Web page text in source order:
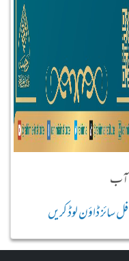
آب
فل سائز ڈاؤن لوڈ کریں